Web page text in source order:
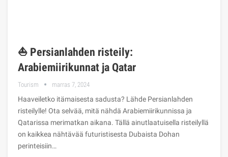
⛵ Persianlahden risteily:
Arabiemiirikunnat ja Qatar
Tourism marras 7, 2024
Haaveiletko itämaisesta sadusta? Lähde Persianlahden
risteilylle! Ota selvää, mitä nähdä Arabiemiirikunnissa ja
Qatarissa merimatkan aikana. Tällä ainutlaatuisella risteilyllä
on kaikkea nähtävää futuristisesta Dubaista Dohan
perinteisiin…